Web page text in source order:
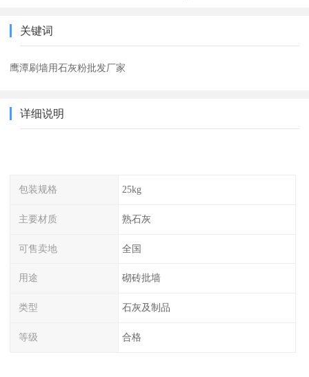
关键词
鹰潭刷墙用石灰粉批发厂家
详细说明
包装规格 25kg
主要材质 熟石灰
可售卖地 全国
用途 砌砖批墙
类型 石灰及制品
等级 合格